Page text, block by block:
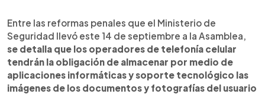
► Escuchar artículo
Entre las reformas penales que el Ministerio de
Seguridad llevó este 14 de septiembre a la Asamblea,
se detalla que los operadores de telefonía celular
tendrán la obligación de almacenar por medio de
aplicaciones informáticas y soporte tecnológico las
imágenes de los documentos y fotografías del usuario